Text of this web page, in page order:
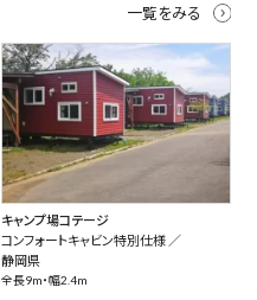
一覧をみる
キャンプ場コテージ
コンフォートキャビン特別仕様 ／
静岡県
全長9m・幅2.4m